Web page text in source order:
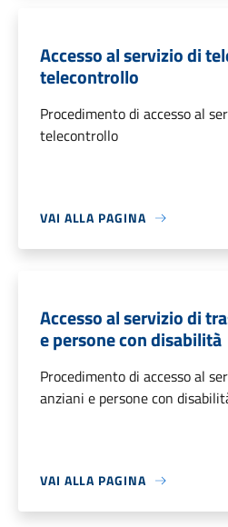
Accesso al servizio di
telecontrollo
Procedimento di accesso al
telecontrollo
VAI ALLA PAGINA
Accesso al servizio di
e persone con disabilità
Procedimento di accesso al
anziani e persone con
VAI ALLA PAGINA